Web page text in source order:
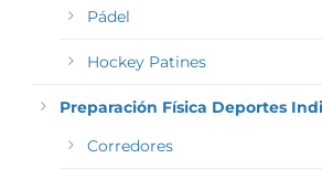
Pádel
Hockey Patines
Preparación Física Deportes
Corredores